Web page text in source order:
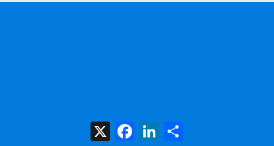
FacebookLinkedIn